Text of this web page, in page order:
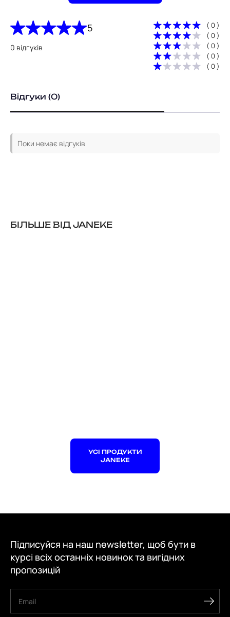
5
0 відгуків
( 0 )
( 0 )
( 0 )
( 0 )
( 0 )
Відгуки (0)
Поки немає відгуків
БІЛЬШЕ ВІД JANEKE
УСІ ПРОДУКТИ
JANEKE
Підписуйся на наш newsletter, щоб бути в
курсі всіх останніх новинок та вигідних
пропозицій